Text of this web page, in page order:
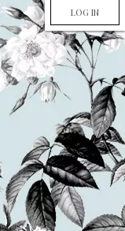
LOG IN